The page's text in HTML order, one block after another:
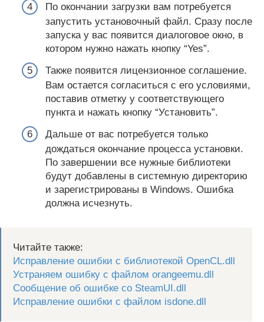
По окончании загрузки вам потребуется
запустить установочный файл. Сразу после
запуска у вас появится диалоговое окно, в
котором нужно нажать кнопку “Yes”.
Также появится лицензионное соглашение.
Вам остается согласиться с его условиями,
поставив отметку у соответствующего
пункта и нажать кнопку “Установить”.
Дальше от вас потребуется только
дождаться окончание процесса установки.
По завершении все нужные библиотеки
будут добавлены в системную директорию
и зарегистрированы в Windows. Ошибка
должна исчезнуть.
Читайте также:
Исправление ошибки с библиотекой OpenCL.dll
Устраняем ошибку с файлом orangeemu.dll
Сообщение об ошибке со SteamUI.dll
Исправление ошибки с файлом isdone.dll